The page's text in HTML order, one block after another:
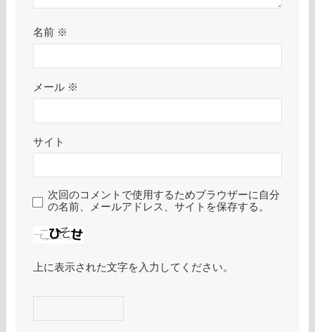
名前 ※
メール ※
サイト
次回のコメントで使用するためブラウザーに自分
の名前、メールアドレス、サイトを保存する。
上に表示された文字を入力してください。